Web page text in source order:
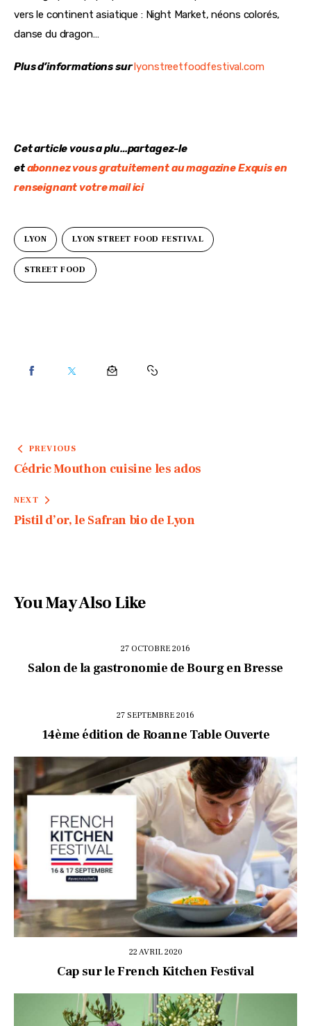
vers le continent asiatique : Night Market, néons colorés,
danse du dragon…
Plus d’informations sur lyonstreetfoodfestival.com
Cet article vous a plu…partagez-le
et abonnez vous gratuitement au magazine Exquis en
renseignant votre mail ici
LYON LYON STREET FOOD FESTIVAL
STREET FOOD
PREVIOUS
Cédric Mouthon cuisine les ados
NEXT
Pistil d’or, le Safran bio de Lyon
You May Also Like
27 OCTOBRE 2016
Salon de la gastronomie de Bourg en Bresse
27 SEPTEMBRE 2016
14ème édition de Roanne Table Ouverte
22 AVRIL 2020
Cap sur le French Kitchen Festival